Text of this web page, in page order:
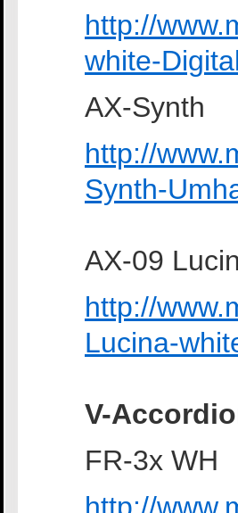
http://
white-
AX-Synth
http://
Synth-
AX-09
http://
Lucina-
V-
FR-3x WH